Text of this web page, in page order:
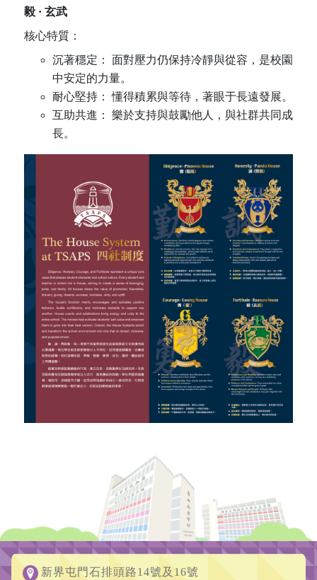
毅 · 玄武
核心特質：
沉著穩定： 面對壓力仍保持冷靜與從容，是校園
中安定的力量。
耐心堅持： 懂得積累與等待，著眼于長遠發展。
互助共進： 樂於支持與鼓勵他人，與社群共同成
長。
新界屯門石排頭路14號及16號